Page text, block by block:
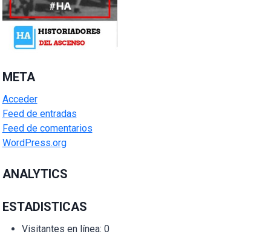
META
Acceder
Feed de entradas
Feed de comentarios
WordPress.org
ANALYTICS
ESTADISTICAS
Visitantes en línea: 0